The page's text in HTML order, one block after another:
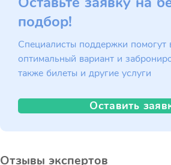
подбор!
Специалисты поддержки помогут
оптимальный вариант и
также билеты и другие услуги
Оставить
Отзывы экспертов